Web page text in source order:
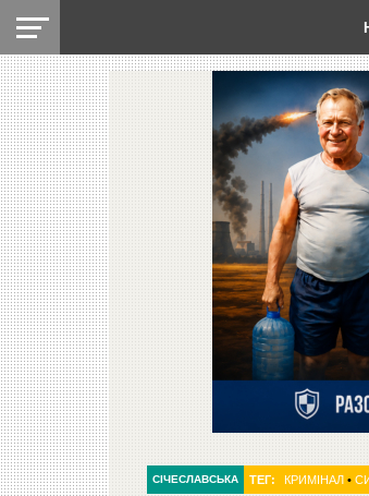
СІЧЕСЛАВСЬКА ТЕГ: КРИМІНАЛ•